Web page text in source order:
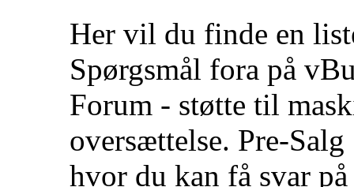
Her vil du finde en
Spørgsmål fora på
Forum - støtte til
oversættelse. Pre-
hvor du kan få svar